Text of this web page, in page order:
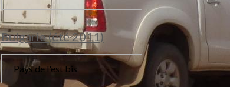
Bulgarie (été 2011)
Pays de l'est bis